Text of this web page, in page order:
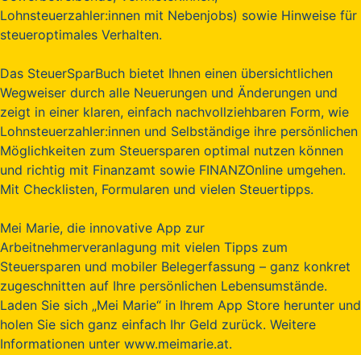
Lohnsteuerzahler:innen mit Nebenjobs) sowie Hinweise für
steueroptimales Verhalten.
Das SteuerSparBuch bietet Ihnen einen übersichtlichen
Wegweiser durch alle Neuerungen und Änderungen und
zeigt in einer klaren, einfach nachvollziehbaren Form, wie
Lohnsteuerzahler:innen und Selbständige ihre persönlichen
Möglichkeiten zum Steuersparen optimal nutzen können
und richtig mit Finanzamt sowie FINANZOnline umgehen.
Mit Checklisten, Formularen und vielen Steuertipps.
Mei Marie, die innovative App zur
Arbeitnehmerveranlagung mit vielen Tipps zum
Steuersparen und mobiler Belegerfassung – ganz konkret
zugeschnitten auf Ihre persönlichen Lebensumstände.
Laden Sie sich „Mei Marie“ in Ihrem App Store herunter und
holen Sie sich ganz einfach Ihr Geld zurück. Weitere
Informationen unter www.meimarie.at.